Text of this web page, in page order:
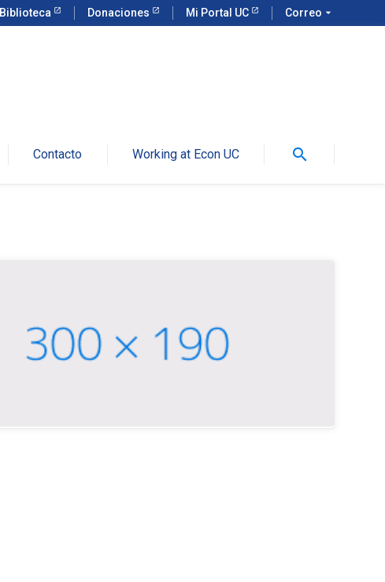
Biblioteca Donaciones Mi Portal UC Correo arrow_drop_down
Contacto Working at Econ UC search